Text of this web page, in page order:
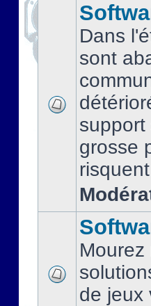
Dans
sont
grosse
de jeux